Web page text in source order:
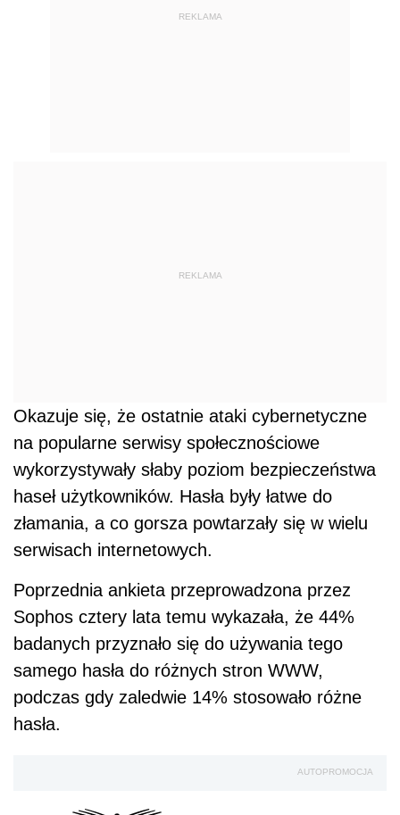
REKLAMA
REKLAMA
Okazuje się, że ostatnie ataki cybernetyczne
na popularne serwisy społecznościowe
wykorzystywały słaby poziom bezpieczeństwa
haseł użytkowników. Hasła były łatwe do
złamania, a co gorsza powtarzały się w wielu
serwisach internetowych.
Poprzednia ankieta przeprowadzona przez
Sophos cztery lata temu wykazała, że 44%
badanych przyznało się do używania tego
samego hasła do różnych stron WWW,
podczas gdy zaledwie 14% stosowało różne
hasła.
AUTOPROMOCJA